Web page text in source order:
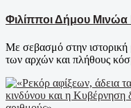
Φιλίπποι Δήμου
Με σεβασμό στην
των αρχών και πλήθους